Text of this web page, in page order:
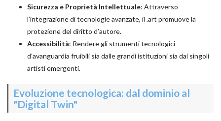
Sicurezza e Proprietà Intellettuale: Attraverso
l’integrazione di tecnologie avanzate, il .art promuove la
protezione del diritto d’autore.
Accessibilità: Rendere gli strumenti tecnologici
d’avanguardia fruibili sia dalle grandi istituzioni sia dai singoli
artisti emergenti.
Evoluzione tecnologica: dal dominio al
"Digital Twin"